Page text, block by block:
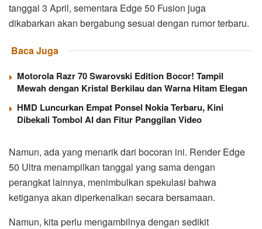
tanggal 3 April, sementara Edge 50 Fusion juga
dikabarkan akan bergabung sesuai dengan rumor terbaru.
Baca Juga
Motorola Razr 70 Swarovski Edition Bocor! Tampil
Mewah dengan Kristal Berkilau dan Warna Hitam Elegan
HMD Luncurkan Empat Ponsel Nokia Terbaru, Kini
Dibekali Tombol AI dan Fitur Panggilan Video
Namun, ada yang menarik dari bocoran ini. Render Edge
50 Ultra menampilkan tanggal yang sama dengan
perangkat lainnya, menimbulkan spekulasi bahwa
ketiganya akan diperkenalkan secara bersamaan.
Namun, kita perlu mengambilnya dengan sedikit